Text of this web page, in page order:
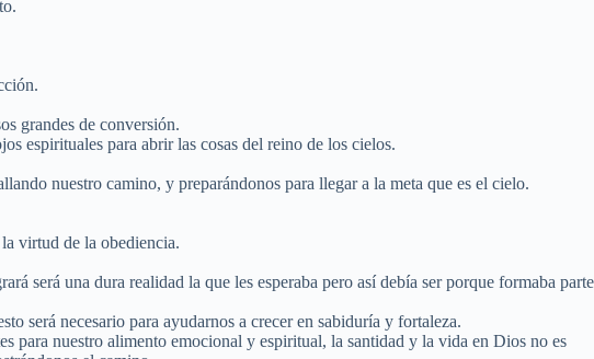
grandes de conversión.
espirituales para abrir las cosas del reino de los cielos.
nuestro camino, y preparándonos para llegar a la meta que es el cielo.
virtud de la obediencia.
será una dura realidad la que les esperaba pero así debía ser porque formaba parte
será necesario para ayudarnos a crecer en sabiduría y fortaleza.
para nuestro alimento emocional y espiritual, la santidad y la vida en Dios no es